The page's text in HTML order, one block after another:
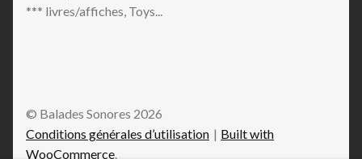
*** livres/affiches, Toys...
© Balades Sonores 2026
Conditions générales d’utilisation
Built with
WooCommerce